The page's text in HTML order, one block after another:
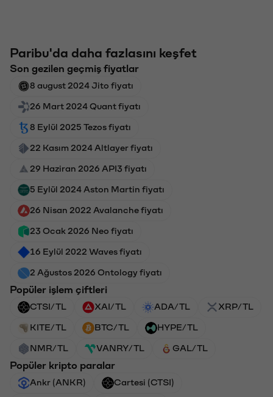
Paribu'da daha fazlasını keşfet
Son gezilen geçmiş fiyatlar
8 august 2024 Jito fiyatı
26 Mart 2024 Quant fiyatı
8 Eylül 2025 Tezos fiyatı
22 Kasım 2024 Altlayer fiyatı
29 Haziran 2026 API3 fiyatı
5 Eylül 2024 Aston Martin fiyatı
26 Nisan 2022 Avalanche fiyatı
23 Ocak 2026 Neo fiyatı
16 Eylül 2022 Waves fiyatı
2 Ağustos 2026 Ontology fiyatı
Popüler işlem çiftleri
CTSI/TL XAI/TL ADA/TL XRP/TL
KITE/TL BTC/TL HYPE/TL
NMR/TL VANRY/TL GAL/TL
Popüler kripto paralar
Ankr (ANKR) Cartesi (CTSI)